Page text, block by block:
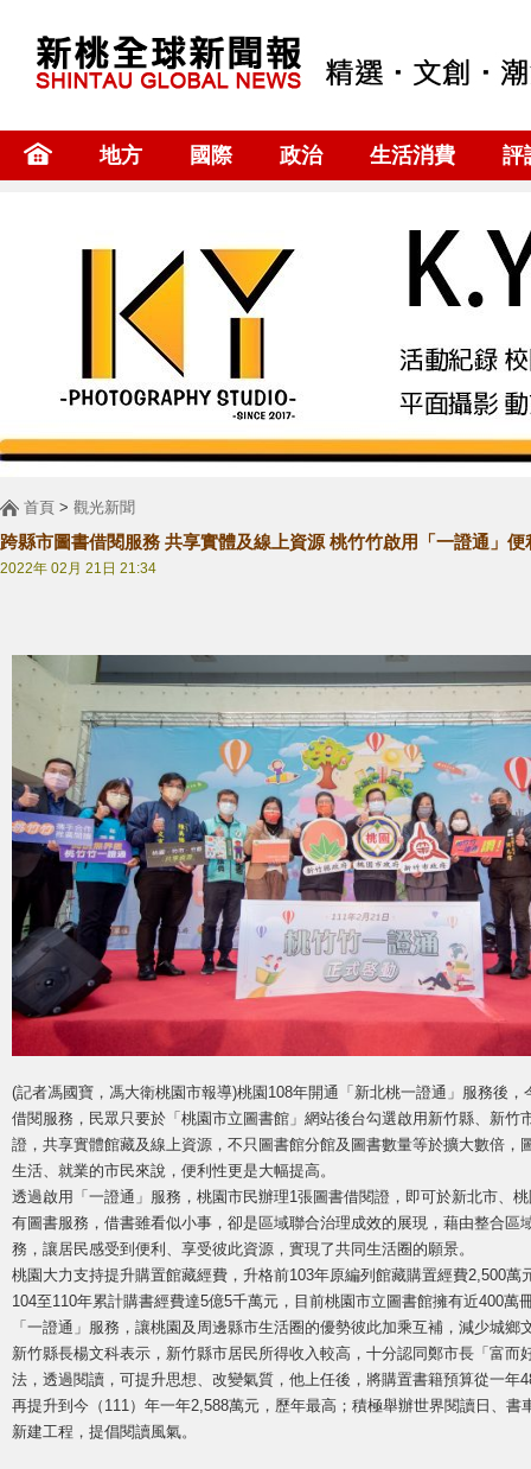
地方 國際 政治 生活消費 評
首頁 > 觀光新聞
跨縣市圖書借閱服務 共享實體及線上資源 桃竹竹啟用「一證通」便
2022年 02月 21日 21:34
(記者馮國寶，馮大衛桃園市報導)桃園108年開通「新北桃一證通」服務後
借閱服務，民眾只要於「桃園市立圖書館」網站後台勾選啟用新竹縣、新竹
證，共享實體館藏及線上資源，不只圖書館分館及圖書數量等於擴大數倍，
生活、就業的市民來說，便利性更是大幅提高。
透過啟用「一證通」服務，桃園市民辦理1張圖書借閱證，即可於新北市、
有圖書服務，借書雖看似小事，卻是區域聯合治理成效的展現，藉由整合區
務，讓居民感受到便利、享受彼此資源，實現了共同生活圈的願景。
桃園大力支持提升購置館藏經費，升格前103年原編列館藏購置經費2,500萬
104至110年累計購書經費達5億5千萬元，目前桃園市立圖書館擁有近400萬
「一證通」服務，讓桃園及周邊縣市生活圈的優勢彼此加乘互補，減少城鄉
新竹縣長楊文科表示，新竹縣市居民所得收入較高，十分認同鄭市長「富而
法，透過閱讀，可提升思想、改變氣質，他上任後，將購置書籍預算從一年
再提升到今（111）年一年2,588萬元，歷年最高；積極舉辦世界閱讀日、
新建工程，提倡閱讀風氣。